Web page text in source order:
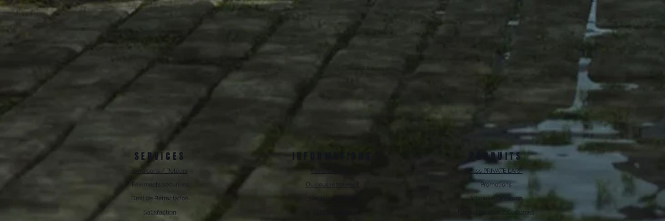
SERVICES
Livraisons / Retours
Paiements sécurisés
Droit de Rétractation
Satisfaction
INFORMATIONS
Contactez nous
Où nous retrouver ?
PRODUITS
Pass PRIVATE LARP
Promotions
Articles d'Occasion
Rachat de Jeux / Costumes